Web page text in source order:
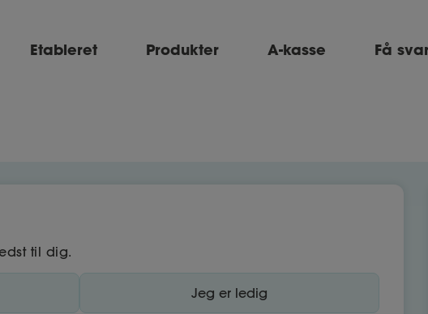
Etableret Produkter A-kasse Få
til dig.
Jeg er ledig